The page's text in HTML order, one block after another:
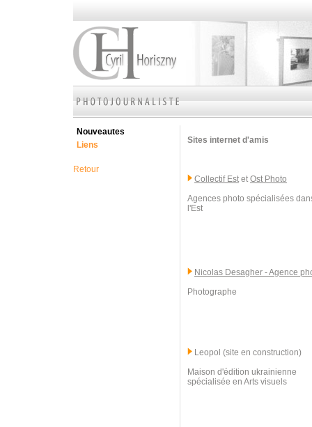
Nouveautes
Liens
Retour
Sites internet d'amis
Collectif Est et Ost Photo
Agences photo spécialisées
l'Est
Nicolas Desagher - Agence
Photographe
Leopol (site en construction)
Maison d'édition ukrainienne
spécialisée en Arts visuels